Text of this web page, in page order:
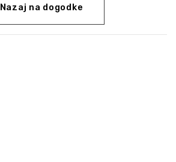
Nazaj na dogodke